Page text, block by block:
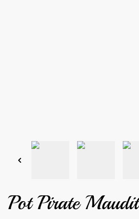
Pot Pirate Maudit